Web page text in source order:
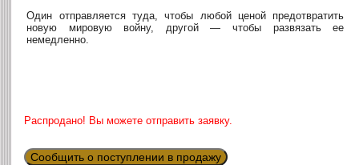
Один отправляется туда, чтобы любой ценой предотвратить
новую мировую войну, другой — чтобы развязать ее
немедленно.
Распродано! Вы можете отправить заявку.
Сообщить о поступлении в продажу